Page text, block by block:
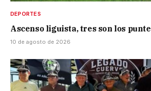
DEPORTES
Ascenso liguista, tres son los
10 de agosto de 2026